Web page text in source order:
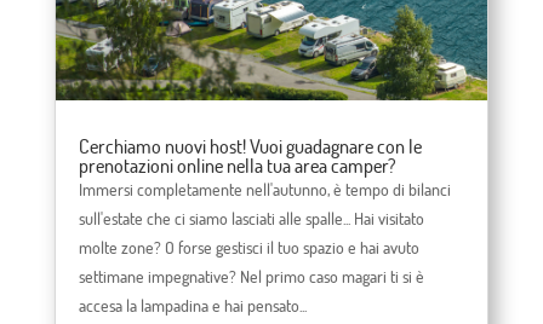
Cerchiamo nuovi host! Vuoi guadagnare con le
prenotazioni online nella tua area camper?
Immersi completamente nell'autunno, è tempo di bilanci
sull'estate che ci siamo lasciati alle spalle... Hai visitato
molte zone? O forse gestisci il tuo spazio e hai avuto
settimane impegnative? Nel primo caso magari ti si è
accesa la lampadina e hai pensato...